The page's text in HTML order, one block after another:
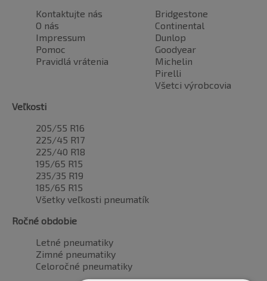
Kontaktujte nás
O nás
Impressum
Pomoc
Pravidlá vrátenia
Bridgestone
Continental
Dunlop
Goodyear
Michelin
Pirelli
Všetci výrobcovia
Veľkosti
205/55 R16
225/45 R17
225/40 R18
195/65 R15
235/35 R19
185/65 R15
Všetky veľkosti pneumatík
Ročné obdobie
Letné pneumatiky
Zimné pneumatiky
Celoročné pneumatiky